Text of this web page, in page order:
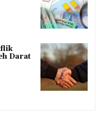
Darat